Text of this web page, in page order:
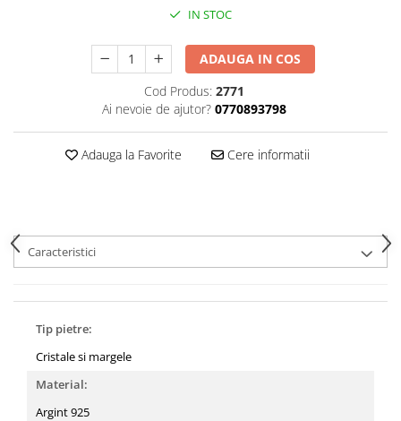
IN STOC
ADAUGA IN COS
Cod Produs: 2771
Ai nevoie de ajutor? 0770893798
Adauga la Favorite Cere informatii
Caracteristici
Tip pietre:
Cristale si margele
Material:
Argint 925